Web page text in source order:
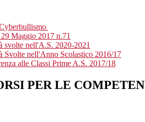
Maggio 2017 n.71
svolte nell'A.S. 2020-2021
Svolte nell'Anno Scolastico 2016/17
alle Classi Prime A.S. 2017/18
PER LE